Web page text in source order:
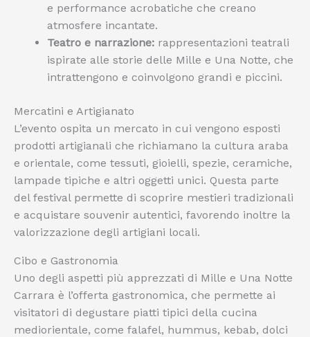
e performance acrobatiche che creano
atmosfere incantate.
Teatro e narrazione: rappresentazioni teatrali
ispirate alle storie delle Mille e Una Notte, che
intrattengono e coinvolgono grandi e piccini.
Mercatini e Artigianato
L’evento ospita un mercato in cui vengono esposti
prodotti artigianali che richiamano la cultura araba
e orientale, come tessuti, gioielli, spezie, ceramiche,
lampade tipiche e altri oggetti unici. Questa parte
del festival permette di scoprire mestieri tradizionali
e acquistare souvenir autentici, favorendo inoltre la
valorizzazione degli artigiani locali.
Cibo e Gastronomia
Uno degli aspetti più apprezzati di Mille e Una Notte
Carrara è l’offerta gastronomica, che permette ai
visitatori di degustare piatti tipici della cucina
mediorientale, come falafel, hummus, kebab, dolci